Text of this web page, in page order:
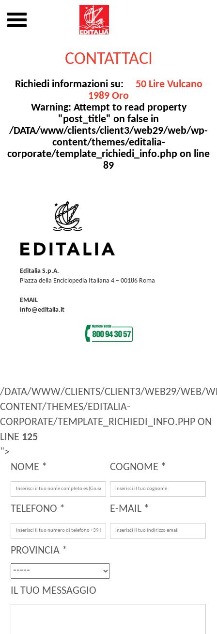
Mostra
o
CONTATTACI
Richiedi informazioni su:
50 Lire Vulcano
1989 Oro
Warning: Attempt to read property
"post_title" on false in
/DATA/www/clients/client3/web29/web/wp-
content/themes/editalia-
corporate/template_richiedi_info.php on line
89
Editalia S.p.A.
Piazza della Enciclopedia Italiana 4 – 00186 Roma
EMAIL
Info@editalia.it
/DATA/WWW/CLIENTS/CLIENT3/WEB29/WEB/
CONTENT/THEMES/EDITALIA-
CORPORATE/TEMPLATE_RICHIEDI_INFO.PHP ON
LINE 125
">
NOME *
COGNOME *
TELEFONO * E-MAIL *
PROVINCIA *
IL TUO MESSAGGIO